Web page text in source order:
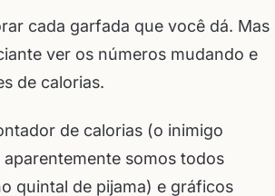
cada garfada que você dá. Mas
ver os números mudando e
de calorias.
de calorias (o inimigo
somos todos
quintal de pijama) e gráficos